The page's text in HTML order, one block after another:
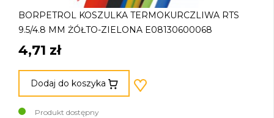
BORPETROL KOSZULKA TERMOKURCZLIWA RTS
9.5/4.8 MM ŻÓŁTO-ZIELONA E08130600068
4,71 zł
Dodaj do koszyka
Produkt dostępny